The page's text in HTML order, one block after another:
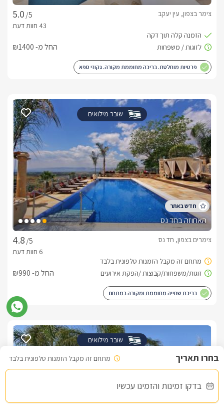
מתחם זה מקבל הזמנות טלפונית בלבד
בדקו זמינות והזמינו עכשיו
/5
צימר בצפון, עין יעקב
החל מ- ₪1400
פרטיות מוחלטת. בריכה מחוממת מקורה. גקוזי ספא
שובר מילואים
האחוזה בחד נס
/5
צימרים בצפון, חד נס
החל מ- ₪990
בריכת שחייה מחוממת ומקורה במתחם
שובר מילואים